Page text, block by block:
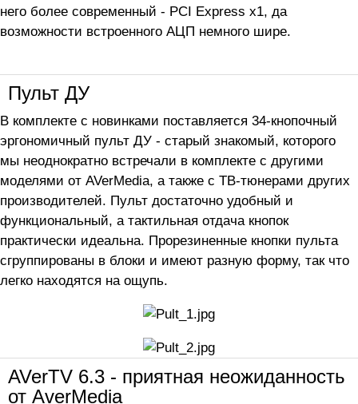
него более современный - PCI Express x1, да
возможности встроенного АЦП немного шире.
Пульт ДУ
В комплекте с новинками поставляется 34-кнопочный
эргономичный пульт ДУ - старый знакомый, которого
мы неоднократно встречали в комплекте с другими
моделями от AVerMedia, а также с ТВ-тюнерами других
производителей. Пульт достаточно удобный и
функциональный, а тактильная отдача кнопок
практически идеальна. Прорезиненные кнопки пульта
сгруппированы в блоки и имеют разную форму, так что
легко находятся на ощупь.
AVerTV 6.3 - приятная неожиданность
от AverMedia